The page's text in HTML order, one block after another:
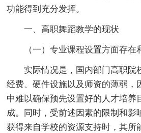
功能得到充分发挥。
一、高职舞蹈教学的现状
（一）专业课程设置方面存在
实际情况是，国内部门高职院
经费、硬件设施以及师资的薄弱，
中难以确保预先设置好的人才培养
成。同时，受前述因素的限制和影
获得来自学校的资源支持时，其所